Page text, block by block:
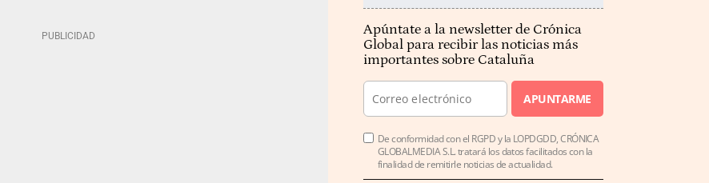
Apúntate a la newsletter de Crónica
Global para recibir las noticias más
importantes sobre Cataluña
APUNTARME
De conformidad con el RGPD y la LOPDGDD, CRÓNICA
GLOBALMEDIA S.L. tratará los datos facilitados con la
finalidad de remitirle noticias de actualidad.